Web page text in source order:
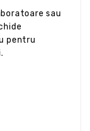
sau
pentru